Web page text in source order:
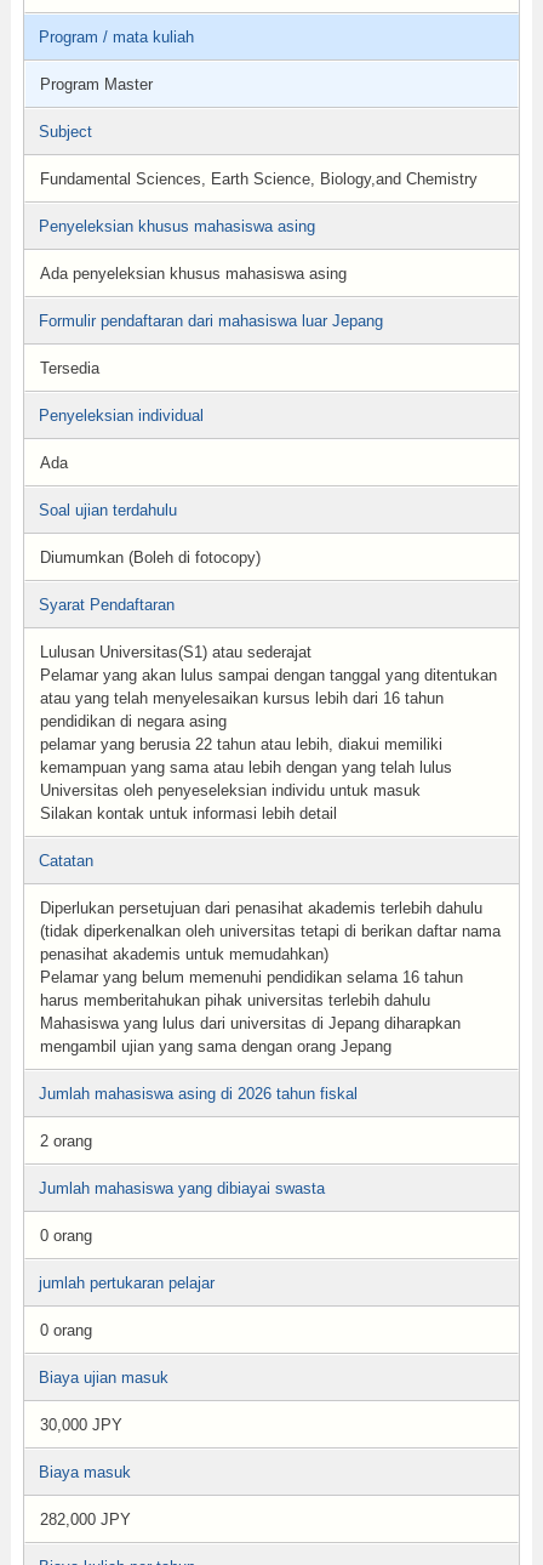
Program / mata kuliah
Program Master
Subject
Fundamental Sciences, Earth Science, Biology,and Chemistry
Penyeleksian khusus mahasiswa asing
Ada penyeleksian khusus mahasiswa asing
Formulir pendaftaran dari mahasiswa luar Jepang
Tersedia
Penyeleksian individual
Ada
Soal ujian terdahulu
Diumumkan (Boleh di fotocopy)
Syarat Pendaftaran
Lulusan Universitas(S1) atau sederajat
Pelamar yang akan lulus sampai dengan tanggal yang ditentukan
atau yang telah menyelesaikan kursus lebih dari 16 tahun
pendidikan di negara asing
pelamar yang berusia 22 tahun atau lebih, diakui memiliki
kemampuan yang sama atau lebih dengan yang telah lulus
Universitas oleh penyeseleksian individu untuk masuk
Silakan kontak untuk informasi lebih detail
Catatan
Diperlukan persetujuan dari penasihat akademis terlebih dahulu
(tidak diperkenalkan oleh universitas tetapi di berikan daftar nama
penasihat akademis untuk memudahkan)
Pelamar yang belum memenuhi pendidikan selama 16 tahun
harus memberitahukan pihak universitas terlebih dahulu
Mahasiswa yang lulus dari universitas di Jepang diharapkan
mengambil ujian yang sama dengan orang Jepang
Jumlah mahasiswa asing di 2026 tahun fiskal
2 orang
Jumlah mahasiswa yang dibiayai swasta
0 orang
jumlah pertukaran pelajar
0 orang
Biaya ujian masuk
30,000 JPY
Biaya masuk
282,000 JPY